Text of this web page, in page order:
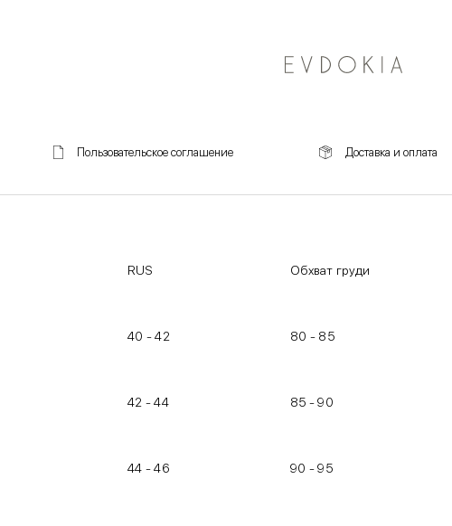
Пользовательское соглашение Доставка и оплата
RUS Обхват груди
40 - 42 80 - 85
42 - 44 85 - 90
44 - 46 90 - 95